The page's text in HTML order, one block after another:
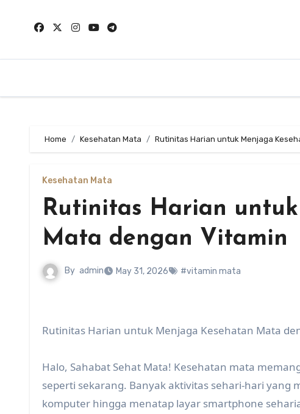
Home Kesehatan Mata Rutinitas Harian untuk Menjaga
Kesehatan Mata
Rutinitas Harian
Mata dengan Vitamin
By admin May 31, 2026 #vitamin mata
Rutinitas Harian untuk Menjaga Kesehatan Mata
Halo, Sahabat Sehat Mata! Kesehatan mata
seperti sekarang. Banyak aktivitas sehari-hari
komputer hingga menatap layar smartphone